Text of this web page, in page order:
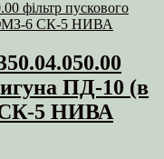
ПД-10 (в
5 НИВА